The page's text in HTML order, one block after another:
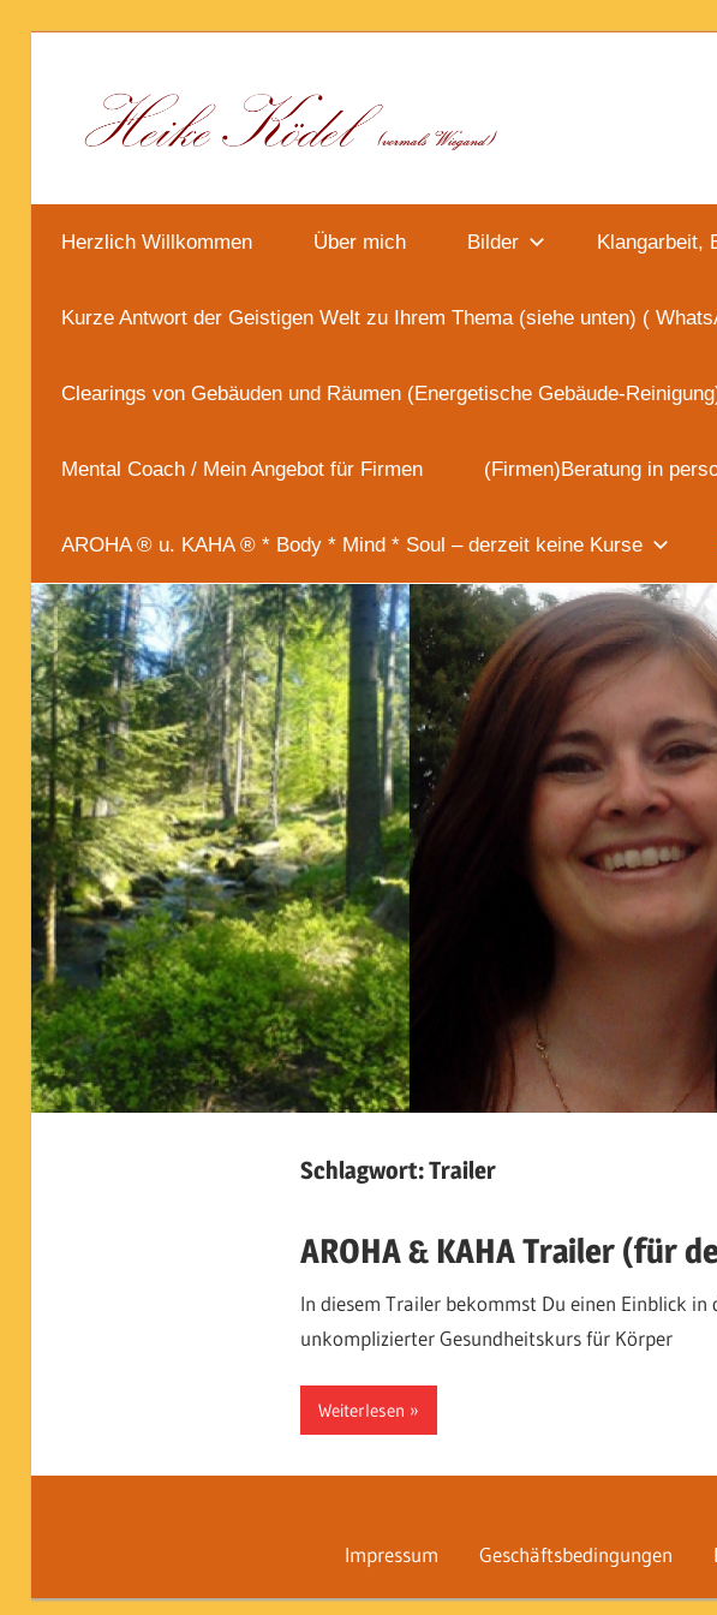
Zentrum
Heike
Ködel
(vormals
–
Herzlich Willkommen Über mich Bilder Klangarbeit,
Kurze Antwort der Geistigen Welt zu Ihrem Thema (siehe unten) (
Clearings von Gebäuden und Räumen (Energetische Gebäude-
Mental Coach / Mein Angebot für Firmen (Firmen)Beratung in
AROHA ® u. KAHA ® * Body * Mind * Soul – derzeit keine Kurse
Schlagwort:Trailer
AROHA & KAHA Trailer (für
In diesem Trailer bekommst Du einen Einblick
unkomplizierter Gesundheitskurs für Körper
Weiterlesen
Impressum Geschäftsbedingungen